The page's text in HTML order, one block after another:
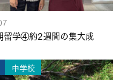
留学④約2週間の集大成
中学校